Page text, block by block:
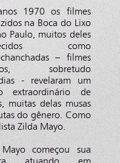
1970 os filmes
na Boca do Lixo
Paulo, muitos deles
como
– filmes
sobretudo
- revelaram um
extraordinário de
muitas delas musas
do gênero. Como
Zilda Mayo.
começou sua